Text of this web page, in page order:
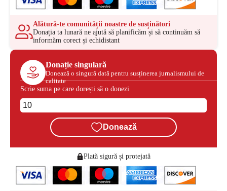
Alătură-te comunității noastre de susținători
Donația ta lunară ne ajută să planificăm și să continuăm să
informăm corect și echidistant
Donație singulară
Donează o singură dată pentru susținerea jurnalismului de
calitate
Scrie suma pe care dorești să o donezi
Donează
Plată sigură și protejată